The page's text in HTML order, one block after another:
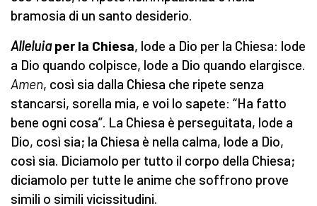
bramosia di un santo desiderio.
Alleluiaper la Chiesa, lode a Dio per la Chiesa: lode
a Dio quando colpisce, lode a Dio quando elargisce.
Amen, così sia dalla Chiesa che ripete senza
stancarsi, sorella mia, e voi lo sapete: “Ha fatto
bene ogni cosa”. La Chiesa è perseguitata, lode a
Dio, così sia; la Chiesa è nella calma, lode a Dio,
così sia. Diciamolo per tutto il corpo della Chiesa;
diciamolo per tutte le anime che soffrono prove
simili o simili vicissitudini.